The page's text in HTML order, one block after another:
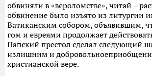
обвиняли в «вероломстве», читай –
обвинение было изъято из литургии
Ватиканским собором, объявившим,
гом и евреями продолжает
Папский престол сделал следующий
излишним и
христианской вере.